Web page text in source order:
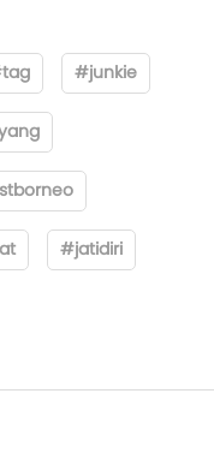
#junkie
#jatidiri